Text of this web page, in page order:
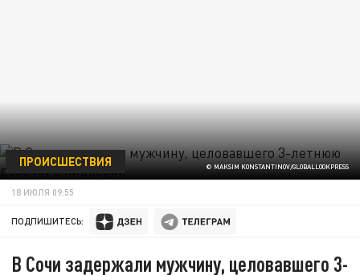
© MAKSIM KONSTANTINOV/GLOBALLOOKPRESS
ПРОИСШЕСТВИЯ
18 ИЮЛЯ 09:55
ПОДПИШИТЕСЬ:
В Сочи задержали мужчину, целовавшего 3-